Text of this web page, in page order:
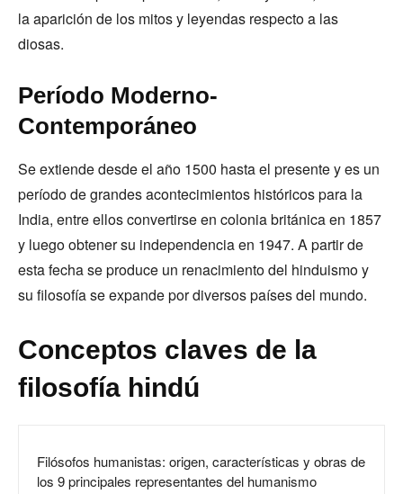
la aparición de los mitos y leyendas respecto a las
diosas.
Período Moderno-
Contemporáneo
Se extiende desde el año 1500 hasta el presente y es un
período de grandes acontecimientos históricos para la
India, entre ellos convertirse en colonia británica en 1857
y luego obtener su independencia en 1947. A partir de
esta fecha se produce un renacimiento del hinduismo y
su filosofía se expande por diversos países del mundo.
Conceptos claves de la
filosofía hindú
Filósofos humanistas: origen, características y obras de
los 9 principales representantes del humanismo